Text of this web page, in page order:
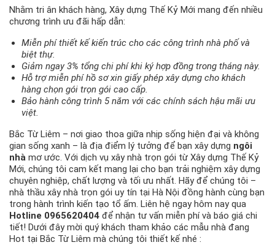
Nhằm tri ân khách hàng, Xây dựng Thế Kỷ Mới mang đến nhiều
chương trình ưu đãi hấp dẫn:
Miễn phí thiết kế kiến trúc cho các công trình nhà phố và
biệt thự.
Giảm ngay 3% tổng chi phí khi ký hợp đồng trong tháng này.
Hỗ trợ miễn phí hồ sơ xin giấy phép xây dựng cho khách
hàng chọn gói trọn gói cao cấp.
Bảo hành công trình 5 năm với các chính sách hậu mãi ưu
việt.
Bắc Từ Liêm – nơi giao thoa giữa nhịp sống hiện đại và không
gian sống xanh – là địa điểm lý tưởng để bạn xây dựng ngôi
nhà mơ ước. Với dịch vụ xây nhà trọn gói từ Xây dựng Thế Kỷ
Mới, chúng tôi cam kết mang lại cho bạn trải nghiệm xây dựng
chuyên nghiệp, chất lượng và tối ưu nhất. Hãy để chúng tôi –
nhà thầu xây nhà trọn gói uy tín tại Hà Nội đồng hành cùng bạn
trong hành trình kiến tạo tổ ấm. Liên hệ ngay hôm nay qua
Hotline 0965620404 để nhận tư vấn miễn phí và báo giá chi
tiết! Dưới đây mời quý khách tham khảo các mẫu nhà đang
Hot tại Bắc Từ Liêm mà chúng tôi thiết kế nhé :